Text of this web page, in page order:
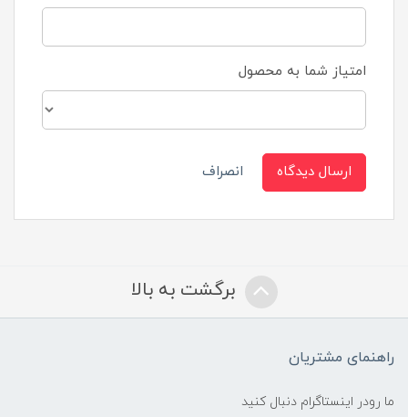
امتیاز شما به محصول
ارسال دیدگاه انصراف
برگشت به بالا
راهنمای مشتریان
ما رودر اینستاگرام دنبال کنید